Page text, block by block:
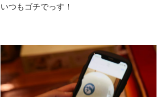
いつもゴチでっす！